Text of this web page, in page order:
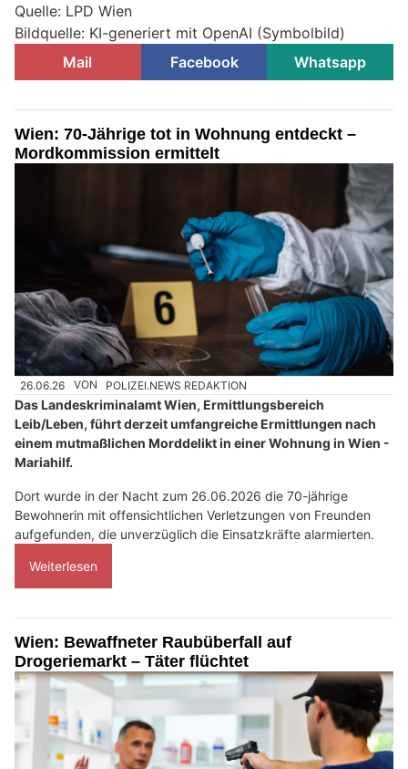
Quelle: LPD Wien
Bildquelle: KI-generiert mit OpenAI (Symbolbild)
Mail
Facebook Whatsapp
Wien: 70-Jährige tot in Wohnung entdeckt –
Mordkommission ermittelt
26.06.26 VON POLIZEI.NEWS REDAKTION
Das Landeskriminalamt Wien, Ermittlungsbereich
Leib/Leben, führt derzeit umfangreiche Ermittlungen nach
einem mutmaßlichen Morddelikt in einer Wohnung in Wien -
Mariahilf.
Dort wurde in der Nacht zum 26.06.2026 die 70-jährige
Bewohnerin mit offensichtlichen Verletzungen von Freunden
aufgefunden, die unverzüglich die Einsatzkräfte alarmierten.
Weiterlesen
Wien: Bewaffneter Raubüberfall auf
Drogeriemarkt – Täter flüchtet